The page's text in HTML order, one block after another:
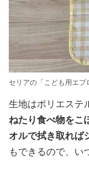
セリアの「こども用エプ
生地はポリエステ
ねたり食べ物をこ
オルで拭き取れば
もできるので、い